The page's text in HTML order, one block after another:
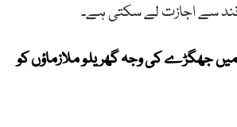
سے اجازت لے سکتی ہے۔
جھگڑے کی وجہ گھریلو ملازماؤں کو